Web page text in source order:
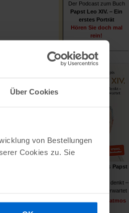
Über Cookies
von Bestellungen
Cookies zu. Sie
Der Podcast zum Buch
Papst Leo XIV. – Ein
erstes Porträt
Hören Sie doch mal
rein!
Stefan von Kempis Papst
Wer er ist – wie er denkt –
was ihn und uns erwartet
erschienen im Patmos